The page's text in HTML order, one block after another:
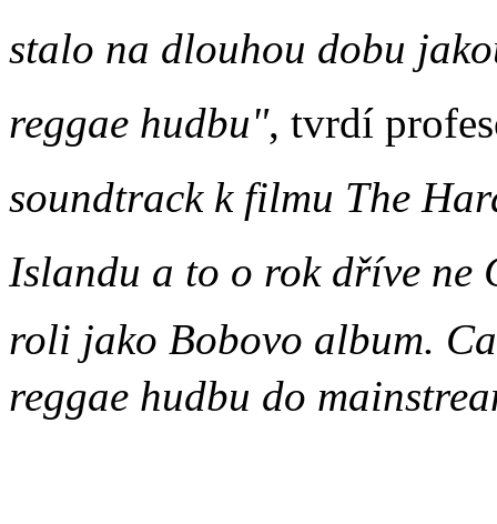
stalo na dlouhou dobu
reggae hudbu", tvrdí
soundtrack k filmu The
Islandu a to o rok dříve
roli jako Bobovo album.
reggae hudbu do